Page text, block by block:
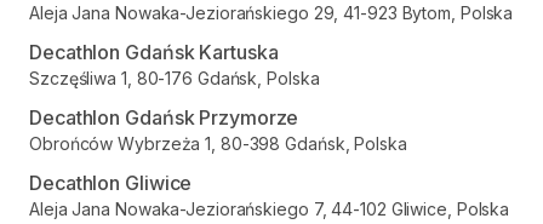
Aleja Jana Nowaka-Jeziorańskiego 29, 41-923 Bytom, Polska
Decathlon Gdańsk Kartuska
Szczęśliwa 1, 80-176 Gdańsk, Polska
Decathlon Gdańsk Przymorze
Obrońców Wybrzeża 1, 80-398 Gdańsk, Polska
Decathlon Gliwice
Aleja Jana Nowaka-Jeziorańskiego 7, 44-102 Gliwice, Polska